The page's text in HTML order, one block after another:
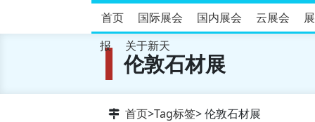
首页
国际展会 国内展会 云展会
报
关于新天
伦敦石材展
首页>Tag标签> 伦敦石材展